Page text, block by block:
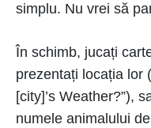
simplu. Nu vrei să
În schimb, jucați
prezentați locația lor
[city]’s Weather?”),
numele animalului